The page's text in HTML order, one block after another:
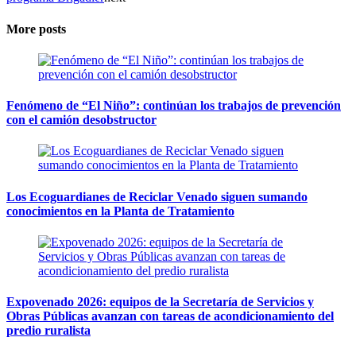
More posts
Fenómeno de “El Niño”: continúan los trabajos de prevención
con el camión desobstructor
Los Ecoguardianes de Reciclar Venado siguen sumando
conocimientos en la Planta de Tratamiento
Expovenado 2026: equipos de la Secretaría de Servicios y
Obras Públicas avanzan con tareas de acondicionamiento del
predio ruralista